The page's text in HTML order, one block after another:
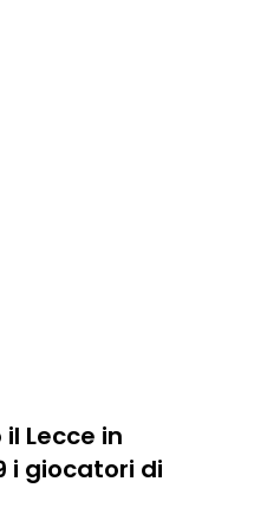
il Lecce in
i giocatori di